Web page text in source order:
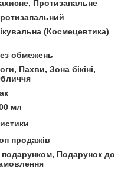
Протизапальне
(Космецевтика)
обмежень
Пахви, Зона бікіні,
мл
продажів
подарунком, Подарунок до